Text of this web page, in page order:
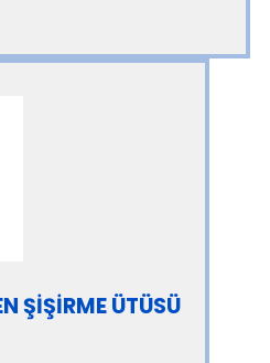
ŞİŞİRME ÜTÜSÜ